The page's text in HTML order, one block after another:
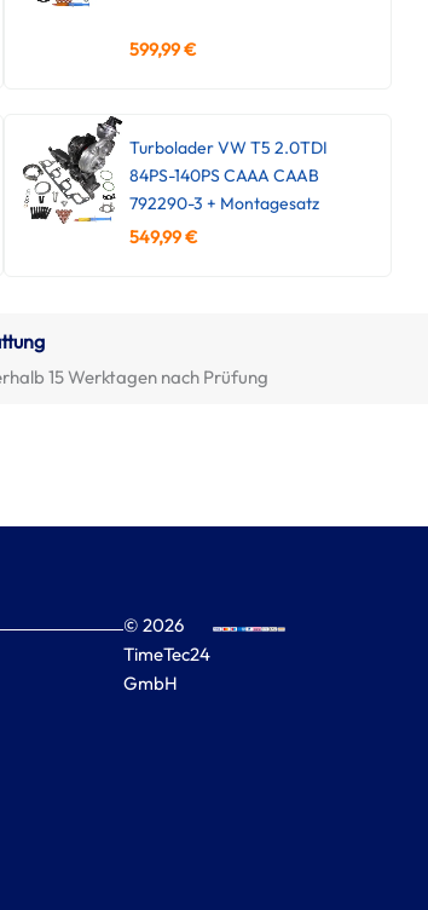
599,99€
Turbolader VW T5 2.0TDI
84PS-140PS CAAA CAAB
792290-3 + Montagesatz
549,99€
15 Werktagen nach Prüfung
© 2026
TimeTec24
GmbH